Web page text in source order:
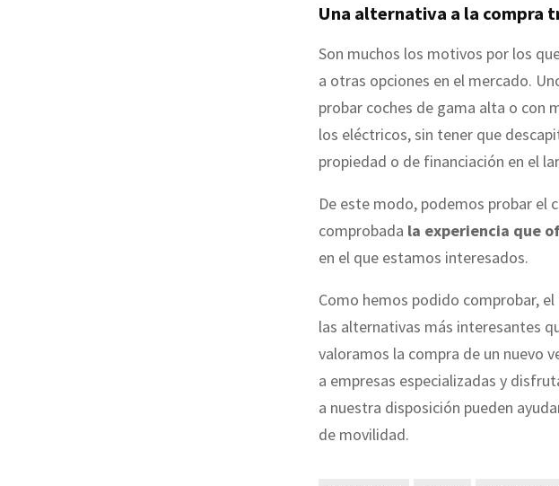
Una alternativa a la compra
Son muchos los motivos por los
a otras opciones en el mercado.
probar coches de gama alta o con
los eléctricos, sin tener que
propiedad o de financiación en el
De este modo, podemos probar el
comprobada la experiencia que
en el que estamos interesados.
Como hemos podido comprobar,
las alternativas más interesantes
valoramos la compra de un nuevo
a empresas especializadas y
a nuestra disposición pueden
de movilidad.